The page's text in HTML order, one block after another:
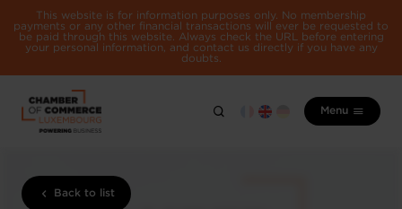
This website is for information purposes only. No membership
payments or any other financial transactions will ever be requested to
be paid through this website. Always check the URL before entering
your personal information, and contact us directly if you have any
doubts.
Menu
Back to list